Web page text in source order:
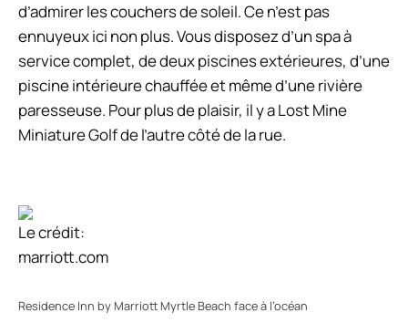
d’admirer les couchers de soleil. Ce n’est pas
ennuyeux ici non plus. Vous disposez d’un spa à
service complet, de deux piscines extérieures, d’une
piscine intérieure chauffée et même d’une rivière
paresseuse. Pour plus de plaisir, il y a Lost Mine
Miniature Golf de l’autre côté de la rue.
Le crédit:
marriott.com
Residence Inn by Marriott Myrtle Beach face à l’océan